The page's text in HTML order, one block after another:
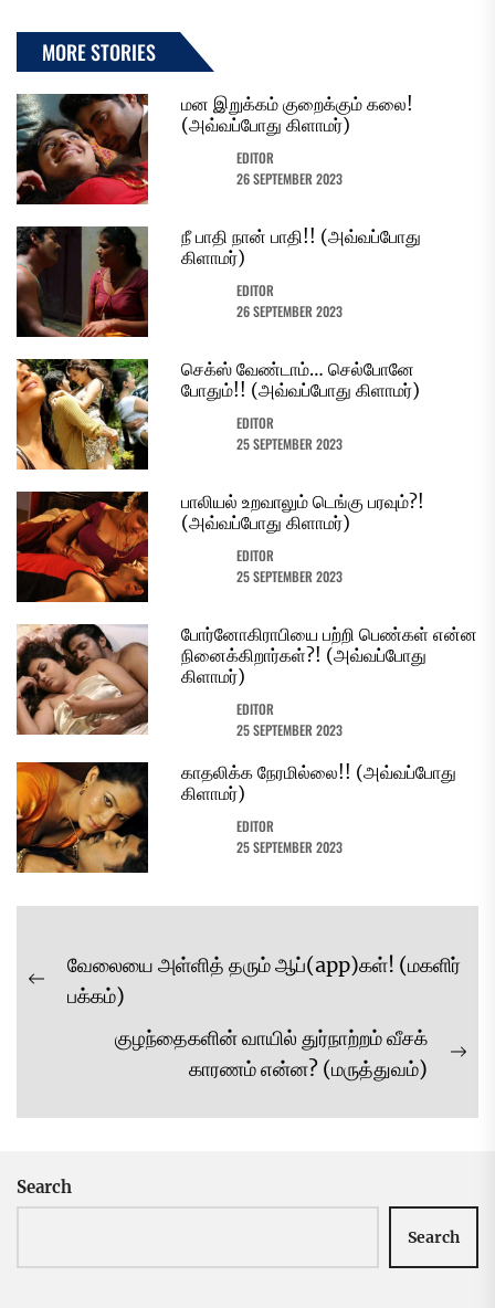
MORE STORIES
மன இறுக்கம் குறைக்கும் கலை!
(அவ்வப்போது கிளாமர்)
EDITOR
26 SEPTEMBER 2023
நீ பாதி நான் பாதி!! (அவ்வப்போது
கிளாமர்)
EDITOR
26 SEPTEMBER 2023
செக்ஸ் வேண்டாம்… செல்போனே
போதும்!! (அவ்வப்போது கிளாமர்)
EDITOR
25 SEPTEMBER 2023
பாலியல் உறவாலும் டெங்கு பரவும்?!
(அவ்வப்போது கிளாமர்)
EDITOR
25 SEPTEMBER 2023
போர்னோகிராபியை பற்றி பெண்கள் என்ன
நினைக்கிறார்கள்?! (அவ்வப்போது
கிளாமர்)
EDITOR
25 SEPTEMBER 2023
காதலிக்க நேரமில்லை!! (அவ்வப்போது
கிளாமர்)
EDITOR
25 SEPTEMBER 2023
Post
navigation
Previous
வேலையை அள்ளித் தரும் ஆப்(app)கள்! (மகளிர்
பக்கம்)
குழந்தைகளின் வாயில் துர்நாற்றம் வீசக்
காரணம் என்ன? (மருத்துவம்)
Search
Search